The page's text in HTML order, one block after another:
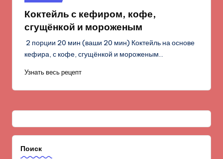
в
Коктейль с кефиром, кофе,
сгущёнкой и мороженым
2 порции 20 мин (ваши 20 мин) Коктейль на основе
кефира, с кофе, сгущёнкой и мороженым…
Узнать весь рецепт
Поиск